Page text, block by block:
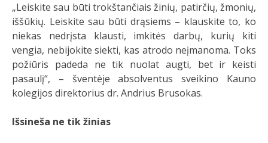
„Leiskite sau būti trokštančiais žinių, patirčių, žmonių,
iššūkių. Leiskite sau būti drąsiems – klauskite to, ko
niekas nedrįsta klausti, imkitės darbų, kurių kiti
vengia, nebijokite siekti, kas atrodo neįmanoma. Toks
požiūris padeda ne tik nuolat augti, bet ir keisti
pasaulį“, – šventėje absolventus sveikino Kauno
kolegijos direktorius dr. Andrius Brusokas.
Išsineša ne tik žinias